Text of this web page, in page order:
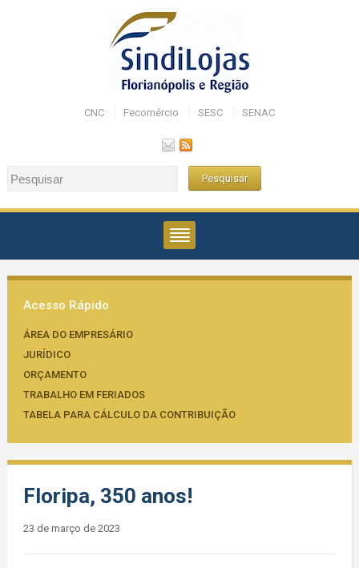
CNC Fecomércio SESC SENAC
Acesso Rápido
ÁREA DO EMPRESÁRIO
JURÍDICO
ORÇAMENTO
TRABALHO EM FERIADOS
TABELA PARA CÁLCULO DA CONTRIBUIÇÃO
Floripa, 350 anos!
23 de março de 2023